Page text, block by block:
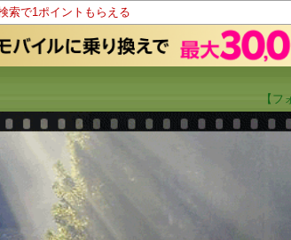
索で1ポイントもらえる
【フ